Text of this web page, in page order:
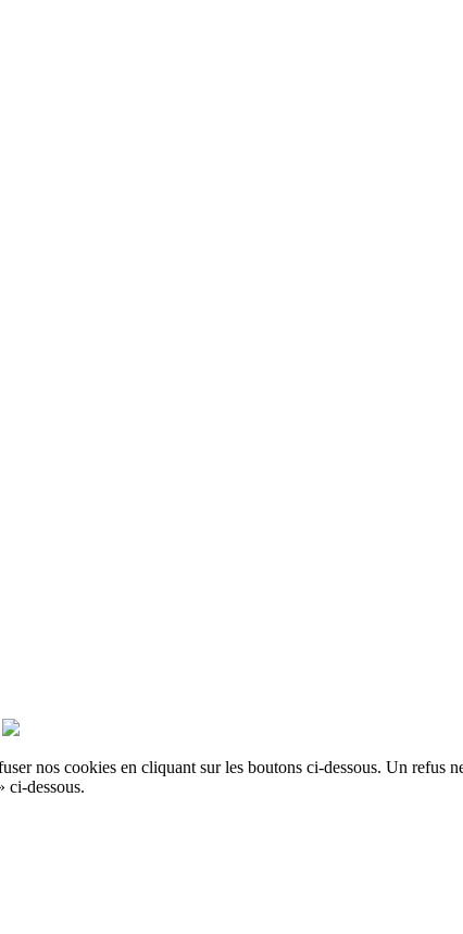
nos cookies en cliquant sur les boutons ci-dessous. Un refus
ci-dessous.